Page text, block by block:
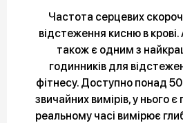
Частота серцевих
відстеження кисню в
також є одним з
годинників для
фітнесу. Доступно понад
звичайних вимірів, у нього
реальному часі вимірює